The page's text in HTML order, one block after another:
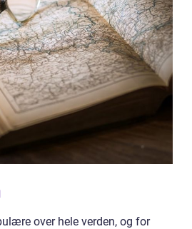
over hele verden, og for